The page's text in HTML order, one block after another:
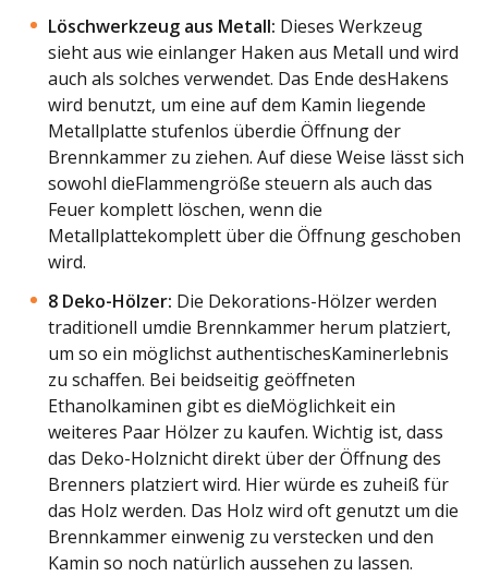
Löschwerkzeug aus Metall: Dieses Werkzeug
sieht aus wie einlanger Haken aus Metall und wird
auch als solches verwendet. Das Ende desHakens
wird benutzt, um eine auf dem Kamin liegende
Metallplatte stufenlos überdie Öffnung der
Brennkammer zu ziehen. Auf diese Weise lässt sich
sowohl dieFlammengröße steuern als auch das
Feuer komplett löschen, wenn die
Metallplattekomplett über die Öffnung geschoben
wird.
8 Deko-Hölzer: Die Dekorations-Hölzer werden
traditionell umdie Brennkammer herum platziert,
um so ein möglichst authentischesKaminerlebnis
zu schaffen. Bei beidseitig geöffneten
Ethanolkaminen gibt es dieMöglichkeit ein
weiteres Paar Hölzer zu kaufen. Wichtig ist, dass
das Deko-Holznicht direkt über der Öffnung des
Brenners platziert wird. Hier würde es zuheiß für
das Holz werden. Das Holz wird oft genutzt um die
Brennkammer einwenig zu verstecken und den
Kamin so noch natürlich aussehen zu lassen.